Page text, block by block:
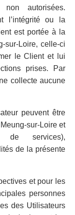
autorisées.
l’intégrité ou la
est portée à la
sur-Loire, celle-ci
le Client et lui
prises. Par
collecte aucune
peuvent être
sur-Loire et
de services),
de la présente
et pour les
personnes
des Utilisateurs